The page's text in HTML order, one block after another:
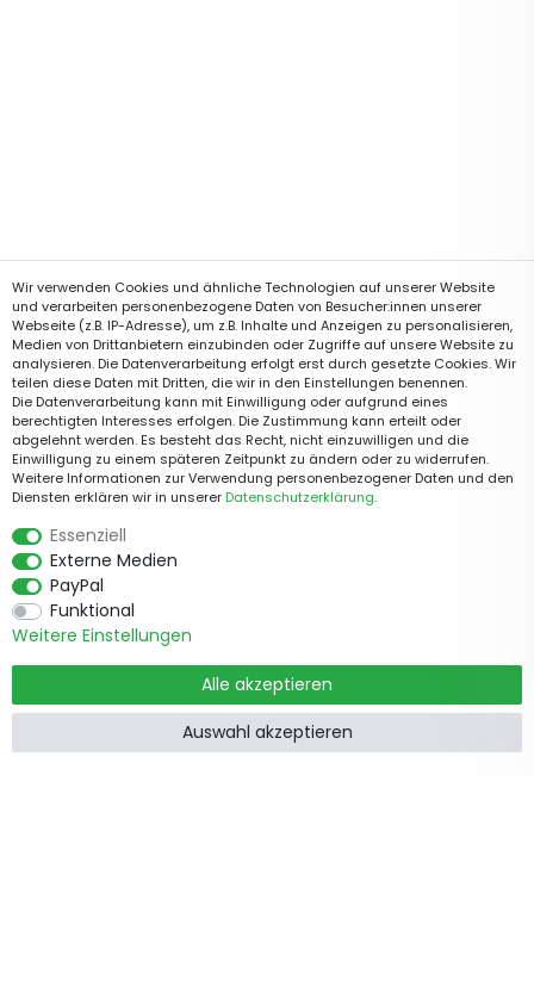
Wir verwenden Cookies und ähnliche Technologien auf unserer Website
und verarbeiten personenbezogene Daten von Besucher:innen unserer
Webseite (z.B. IP-Adresse), um z.B. Inhalte und Anzeigen zu personalisieren,
Medien von Drittanbietern einzubinden oder Zugriffe auf unsere Website zu
analysieren. Die Datenverarbeitung erfolgt erst durch gesetzte Cookies. Wir
teilen diese Daten mit Dritten, die wir in den Einstellungen benennen.
Die Datenverarbeitung kann mit Einwilligung oder aufgrund eines
berechtigten Interesses erfolgen. Die Zustimmung kann erteilt oder
abgelehnt werden. Es besteht das Recht, nicht einzuwilligen und die
Einwilligung zu einem späteren Zeitpunkt zu ändern oder zu widerrufen.
Weitere Informationen zur Verwendung personenbezogener Daten und den
Diensten erklären wir in unserer Daten­schutz­erklärung.
Essenziell
Externe Medien
PayPal
Funktional
Weitere Einstellungen
Alle akzeptieren
Auswahl akzeptieren
Informationen